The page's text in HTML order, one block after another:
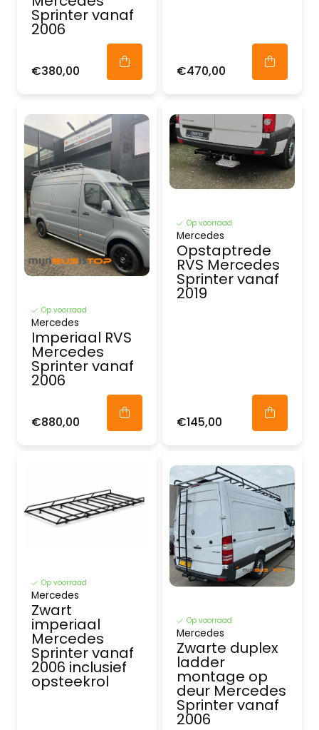
Sprinter vanaf
2006
€380,00 €470,00
Op voorraad
Mercedes
Imperiaal RVS
Mercedes
Sprinter vanaf
2006
€880,00
Op voorraad
Mercedes
Opstaptrede
RVS Mercedes
Sprinter vanaf
2019
€145,00
Op voorraad
Mercedes
Zwart
imperiaal
Mercedes
Sprinter vanaf
2006 inclusief
opsteekrol
Op voorraad
Mercedes
Zwarte duplex
ladder
montage op
deur Mercedes
Sprinter vanaf
2006